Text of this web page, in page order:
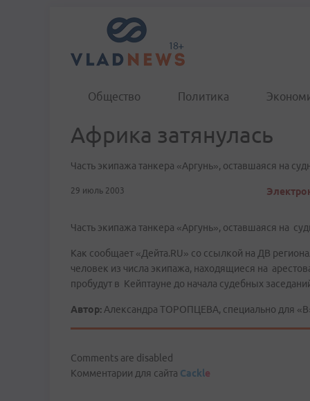
Общество Политика
Африка затянулась
Часть экипажа танкера «Аргунь», оставшаяся на
29 июль 2003
Часть экипажа танкера «Аргунь», оставшаяся на
Как сообщает «Дейта.RU» со ссылкой на ДВ
человек из числа экипажа, находящиеся на
пробудут в Кейптауне до начала судебных
Автор: Александра ТОРОПЦЕВА, специально для
Comments are disabled
Комментарии для сайта Cackle